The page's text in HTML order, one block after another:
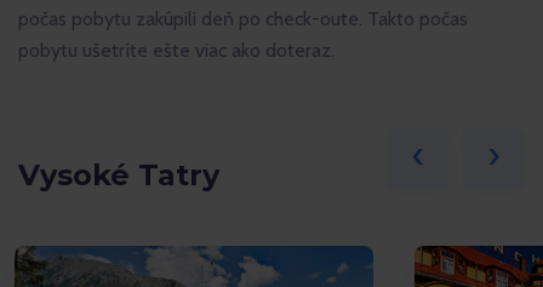
počas pobytu zakúpili deň po check-oute. Takto počas
pobytu ušetríte ešte viac ako doteraz.
Vysoké Tatry ‹ ›